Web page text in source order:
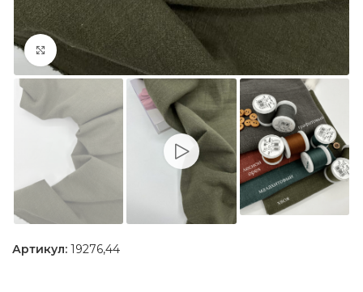
Увеличить
Артикул: 19276,44